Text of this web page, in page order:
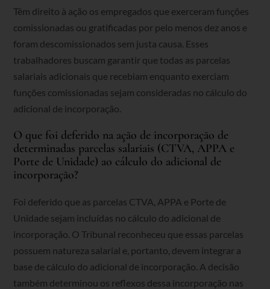
Têm direito à ação os empregados que exerceram funções
comissionadas ou gratificadas por pelo menos dez anos e
foram descomissionados sem justa causa. Esses
trabalhadores buscam garantir que todas as parcelas
salariais adicionais que recebiam enquanto exerciam
funções comissionadas sejam consideradas no cálculo do
adicional de incorporação.
O que foi deferido na ação de incorporação de
determinadas parcelas salariais (CTVA, APPA e
Porte de Unidade) ao cálculo do adicional de
incorporação?
Foi deferido que as parcelas CTVA, APPA e Porte de
Unidade sejam incluídas no cálculo do adicional de
incorporação. O Tribunal reconheceu que essas parcelas
possuem natureza salarial e, portanto, devem integrar a
base de cálculo do adicional de incorporação. A decisão
também determinou os reflexos dessa incorporação nas